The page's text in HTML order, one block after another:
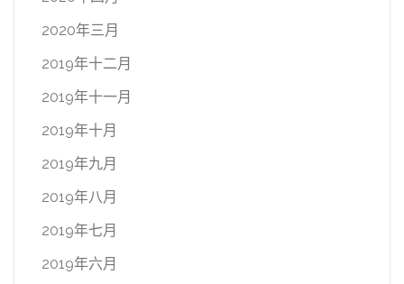
2020年三月
2019年十二月
2019年十一月
2019年十月
2019年九月
2019年八月
2019年七月
2019年六月